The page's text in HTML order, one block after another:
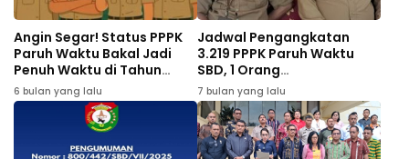
Angin Segar! Status PPPK
Paruh Waktu Bakal Jadi
Penuh Waktu di Tahun
2026
6 bulan yang lalu
Jadwal Pengangkatan
3.219 PPPK Paruh Waktu
SBD, 1 Orang
Mengundurkan Diri
7 bulan yang lalu